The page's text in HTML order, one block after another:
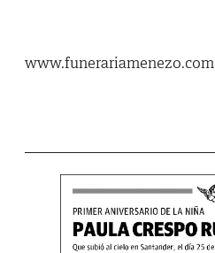
www.funerariamenezo.com